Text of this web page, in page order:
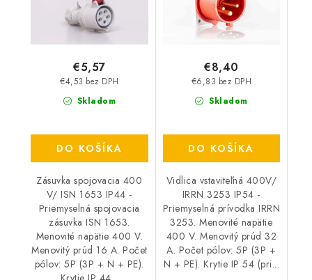
Skladom
€4,53 bez DPH
€5,57
DO KOŠÍKA
Zásuvka spojovacia 400
V/ ISN 1653 IP44 -
Priemyselná spojovacia
zásuvka ISN 1653.
Menovité napätie 400 V.
Menovitý prúd 16 A. Počet
pólov: 5P (3P + N + PE).
Skladom
€6,83 bez DPH
€8,40
DO KOŠÍKA
Vidlica vstaviteľná 400V/
IRRN 3253 IP54 -
Priemyselná prívodka IRRN
3253. Menovité napätie
400 V. Menovitý prúd 32
A. Počet pólov: 5P (3P +
N + PE). Krytie IP 54 (pri...